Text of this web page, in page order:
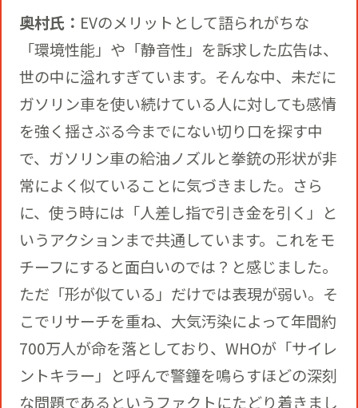
奥村氏： EVのメリットとして語られがちな
「環境性能」や「静音性」を訴求した広告は、
世の中に溢れすぎています。そんな中、未だに
ガソリン車を使い続けている人に対しても感情
を強く揺さぶる今までにない切り口を探す中
で、ガソリン車の給油ノズルと拳銃の形状が非
常によく似ていることに気づきました。さら
に、使う時には「人差し指で引き金を引く」と
いうアクションまで共通しています。これをモ
チーフにすると面白いのでは？と感じました。
ただ「形が似ている」だけでは表現が弱い。そ
こでリサーチを重ね、大気汚染によって年間約
700万人が命を落としており、WHOが「サイレ
ントキラー」と呼んで警鐘を鳴らすほどの深刻
な問題であるというファクトにたどり着きまし